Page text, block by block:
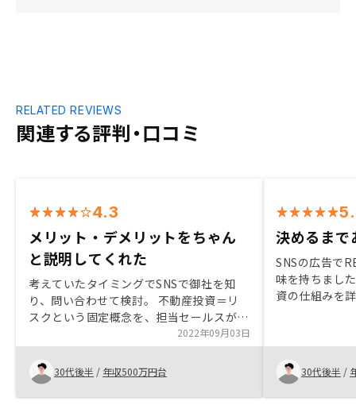
関連する評判・口コミ
RELATED REVIEWS
4.3
メリット・デメリットをちゃん
と説明してくれた
考えていたタイミングでSNSで御社を知
り、問い合わせて検討。 不動産投資＝リ
スクという固定概念を、担当セールスが変
えてくれた。 私の要望に対し、親身に対
応して頂いたり、資料を交え懇切丁寧に説
明して下さいました。 今回契約に携わっ
て頂いた御社社員全員に対し、好印象を受
けています。 今回の投資物件が順調に推
2022年09月03日
30代後半 / 年収500万円台
決めるまで
SNSの広告で
味を持ちまし
資の仕組みを
安心していま
30代後半 /